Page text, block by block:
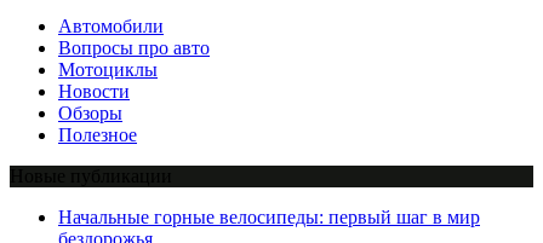
Автомобили
Вопросы про авто
Мотоциклы
Новости
Обзоры
Полезное
Начальные горные велосипеды: первый шаг в мир
бездорожья